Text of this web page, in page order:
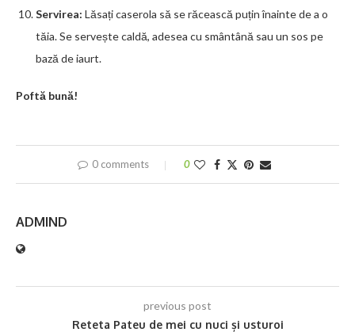
Servirea: Lăsați caserola să se răcească puțin înainte de a o
tăia. Se servește caldă, adesea cu smântână sau un sos pe
bază de iaurt.
Poftă bună!
0 comments 0
ADMIND
previous post
Reteta Pateu de mei cu nuci și usturoi